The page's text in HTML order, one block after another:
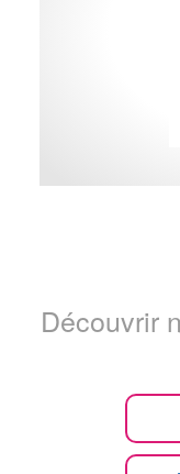
Découvrir